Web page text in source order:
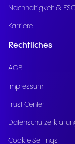
Nachhaltigkeit &
Karriere
Rechtliches
AGB
Impressum
Trust Center
Cookie Settings